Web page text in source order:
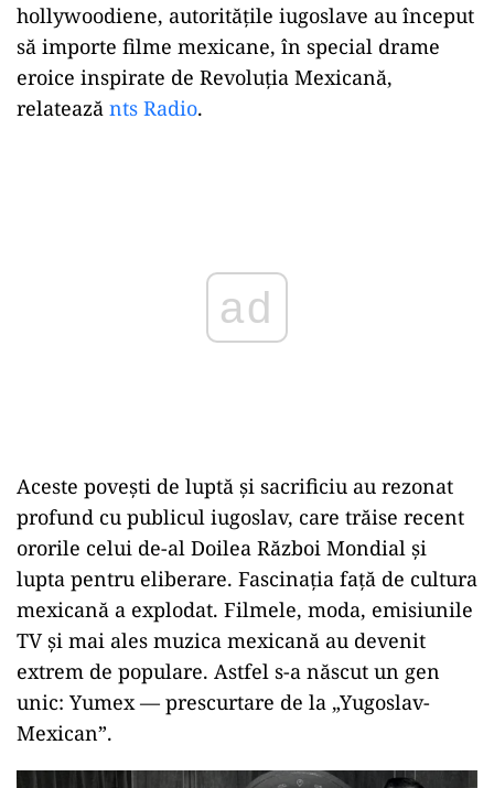
hollywoodiene, autoritățile iugoslave au început
să importe filme mexicane, în special drame
eroice inspirate de Revoluția Mexicană,
relatează nts Radio.
ad
Aceste povești de luptă și sacrificiu au rezonat
profund cu publicul iugoslav, care trăise recent
ororile celui de-al Doilea Război Mondial și
lupta pentru eliberare. Fascinația față de cultura
mexicană a explodat. Filmele, moda, emisiunile
TV și mai ales muzica mexicană au devenit
extrem de populare. Astfel s-a născut un gen
unic: Yumex — prescurtare de la „Yugoslav-
Mexican”.